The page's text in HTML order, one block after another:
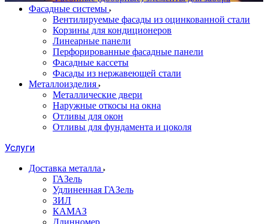
Фасадные системы
Вентилируемые фасады из оцинкованной стали
Корзины для кондиционеров
Линеарные панели
Перфорированные фасадные панели
Фасадные кассеты
Фасады из нержавеющей стали
Металлоизделия
Металлические двери
Наружные откосы на окна
Отливы для окон
Отливы для фундамента и цоколя
Услуги
Доставка металла
ГАЗель
Удлиненная ГАЗель
ЗИЛ
КАМАЗ
Длинномер